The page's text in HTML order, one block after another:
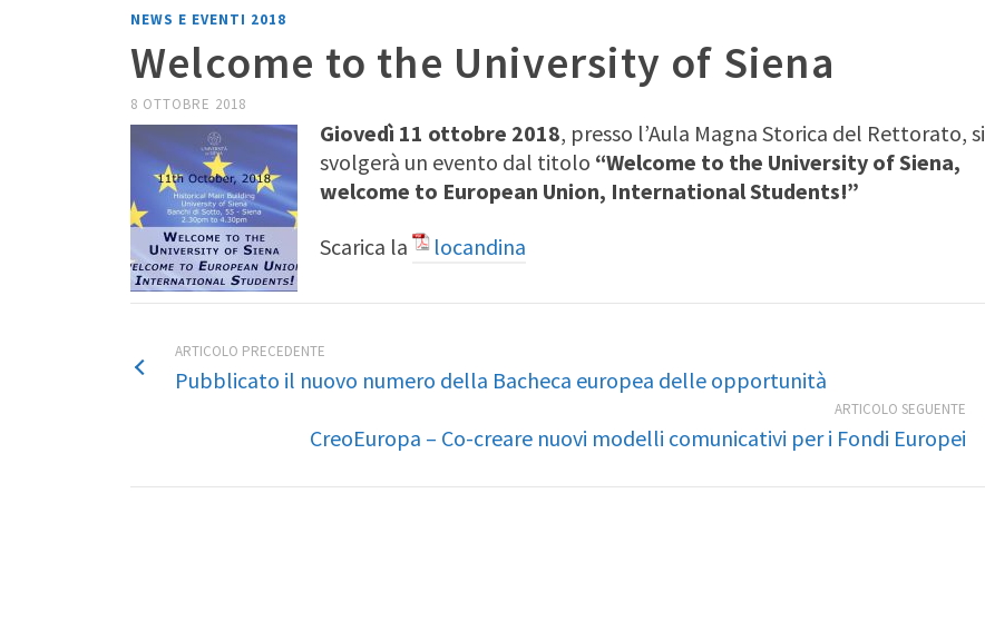
NEWS E EVENTI 2018
Welcome to the University of Siena
8 OTTOBRE 2018
Giovedì 11 ottobre 2018, presso l’Aula Magna Storica del Rettorato, si
svolgerà un evento dal titolo “Welcome to the University of Siena,
welcome to European Union, International Students!”
Scarica la
locandina
ARTICOLO PRECEDENTE
Pubblicato il nuovo numero della Bacheca europea delle opportunità
ARTICOLO SEGUENTE
CreoEuropa – Co-creare nuovi modelli comunicativi per i Fondi Europei